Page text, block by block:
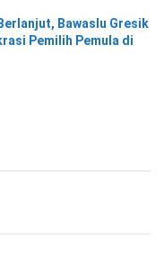
Bawaslu Gresik
Pemilih Pemula di